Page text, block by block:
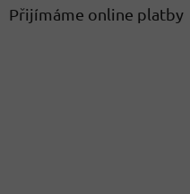
Přijímáme online platby